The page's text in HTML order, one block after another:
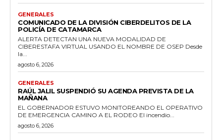
GENERALES
COMUNICADO DE LA DIVISIÓN CIBERDELITOS DE LA
POLICÍA DE CATAMARCA
ALERTA DETECTAN UNA NUEVA MODALIDAD DE
CIBERESTAFA VIRTUAL USANDO EL NOMBRE DE OSEP Desde
la...
agosto 6, 2026
GENERALES
RAÚL JALIL SUSPENDIÓ SU AGENDA PREVISTA DE LA
MAÑANA
EL GOBERNADOR ESTUVO MONITOREANDO EL OPERATIVO
DE EMERGENCIA CAMINO A EL RODEO El incendio...
agosto 6, 2026